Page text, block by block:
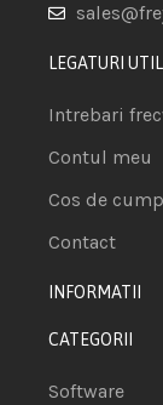
LEGATURI
Intrebari
Contul meu
Cos de
Contact
INFORMATII
CATEGORII
Software